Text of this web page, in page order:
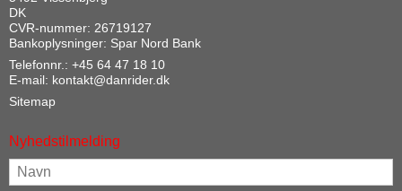
DK
CVR-nummer: 26719127
Bankoplysninger: Spar Nord Bank
Telefonnr.: +45 64 47 18 10
E-mail: kontakt@danrider.dk
Sitemap
Nyhedstilmelding